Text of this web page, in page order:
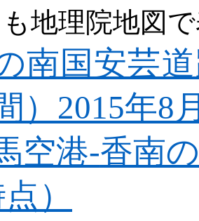
地理院地図
南国安芸
）2015年8
空港-香南
）